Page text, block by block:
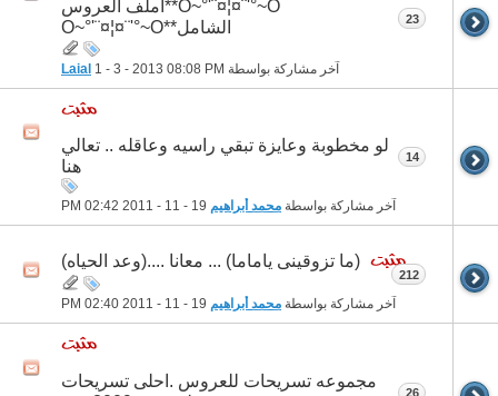
O~°'¨¤¦¤¨'°~O**املف العروس
الشامل**O~°'¨¤¦¤¨'°~O
آخر مشاركة بواسطة Laial 1 - 3 - 2013 08:08 PM
23
لو مخطوبة وعايزة تبقي راسيه وعاقله .. تعالي
هنا
آخر مشاركة بواسطة محمد أبراهيم 02:42 PM
14
(ما تزوقينى ياماما) ... معانا ....(وعد الحياه)
آخر مشاركة بواسطة محمد أبراهيم 02:40 PM
212
مجموعه تسريحات للعروس .احلى تسريحات
26